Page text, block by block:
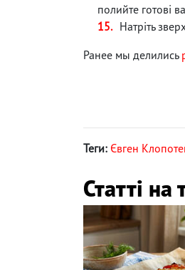
полийте готові
Натріть
Ранее мы делились
Теги: Євген
Статті на